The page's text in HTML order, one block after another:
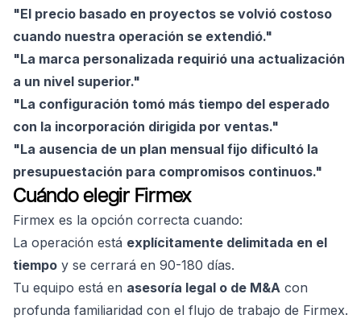
"El precio basado en proyectos se volvió costoso
cuando nuestra operación se extendió."
"La marca personalizada requirió una actualización
a un nivel superior."
"La configuración tomó más tiempo del esperado
con la incorporación dirigida por ventas."
"La ausencia de un plan mensual fijo dificultó la
presupuestación para compromisos continuos."
Cuándo elegir Firmex
Firmex es la opción correcta cuando:
La operación está explícitamente delimitada en el
tiempo y se cerrará en 90-180 días.
Tu equipo está en asesoría legal o de M&A con
profunda familiaridad con el flujo de trabajo de Firmex.